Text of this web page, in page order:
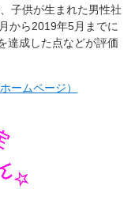
子供が生まれた男性社
から2019年5月までに
達成した点などが評価
ームページ）